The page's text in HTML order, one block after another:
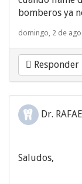
bomberos ya
domingo, 2 de
Responder
Dr.
Saludos,